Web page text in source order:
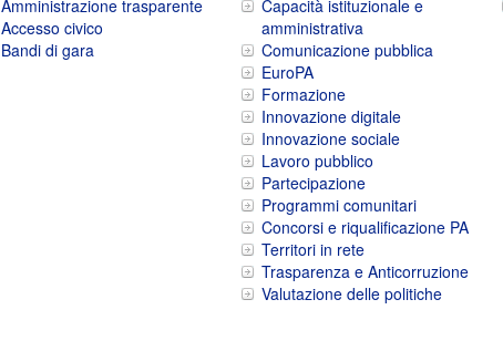
Amministrazione trasparente
Accesso civico
Bandi di gara
Capacità istituzionale e
amministrativa
Comunicazione pubblica
EuroPA
Formazione
Innovazione digitale
Innovazione sociale
Lavoro pubblico
Partecipazione
Programmi comunitari
Concorsi e riqualificazione PA
Territori in rete
Trasparenza e Anticorruzione
Valutazione delle politiche